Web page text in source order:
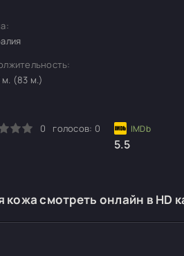
м. (83 м.)
0 голосов: 0
5.5
кожа смотреть онлайн в HD